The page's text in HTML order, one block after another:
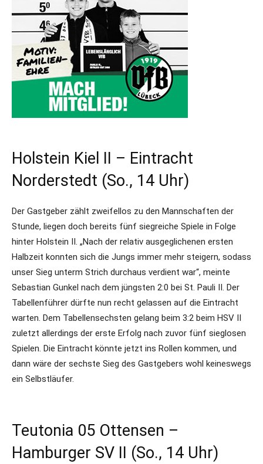
Holstein Kiel II – Eintracht
Norderstedt (So., 14 Uhr)
Der Gastgeber zählt zweifellos zu den Mannschaften der
Stunde, liegen doch bereits fünf siegreiche Spiele in Folge
hinter Holstein II. „Nach der relativ ausgeglichenen ersten
Halbzeit konnten sich die Jungs immer mehr steigern, sodass
unser Sieg unterm Strich durchaus verdient war“, meinte
Sebastian Gunkel nach dem jüngsten 2:0 bei St. Pauli II. Der
Tabellenführer dürfte nun recht gelassen auf die Eintracht
warten. Dem Tabellensechsten gelang beim 3:2 beim HSV II
zuletzt allerdings der erste Erfolg nach zuvor fünf sieglosen
Spielen. Die Eintracht könnte jetzt ins Rollen kommen, und
dann wäre der sechste Sieg des Gastgebers wohl keineswegs
ein Selbstläufer.
Teutonia 05 Ottensen –
Hamburger SV II (So., 14 Uhr)